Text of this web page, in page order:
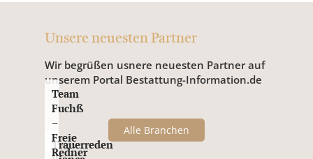
Unsere neuesten Partner
Wir begrüßen usnere neuesten Partner auf
unserem Portal Bestattung-Information.de
Alle Branchen
Trauerreden
Team
Fuchß
–
Freie
Redner